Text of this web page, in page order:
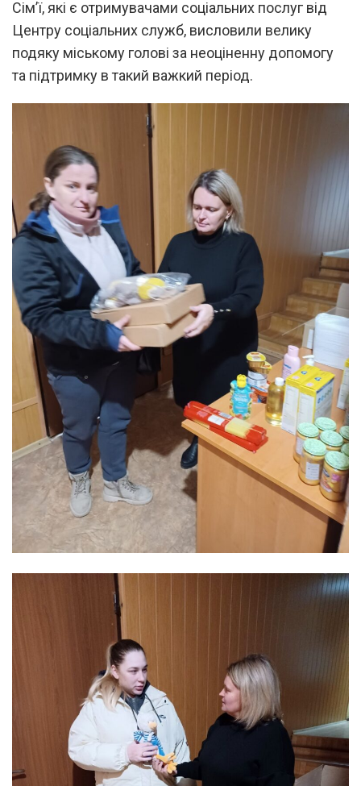
Сім’ї, які є отримувачами соціальних послуг від
Центру соціальних служб, висловили велику
подяку міському голові за неоціненну допомогу
та підтримку в такий важкий період.